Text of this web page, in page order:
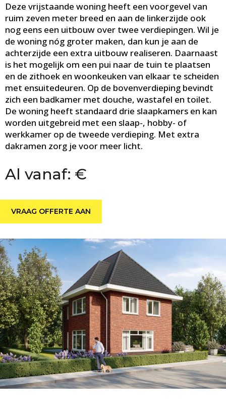
Deze vrijstaande woning heeft een voorgevel van
ruim zeven meter breed en aan de linkerzijde ook
nog eens een uitbouw over twee verdiepingen. Wil je
de woning nóg groter maken, dan kun je aan de
achterzijde een extra uitbouw realiseren. Daarnaast
is het mogelijk om een pui naar de tuin te plaatsen
en de zithoek en woonkeuken van elkaar te scheiden
met ensuitedeuren. Op de bovenverdieping bevindt
zich een badkamer met douche, wastafel en toilet.
De woning heeft standaard drie slaapkamers en kan
worden uitgebreid met een slaap-, hobby- of
werkkamer op de tweede verdieping. Met extra
dakramen zorg je voor meer licht.
Al vanaf: €
VRAAG OFFERTE AAN